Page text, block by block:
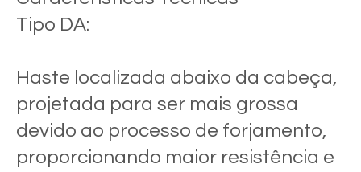
Tipo DA:
Haste localizada abaixo da cabeça,
projetada para ser mais grossa
devido ao processo de forjamento,
proporcionando maior resistência e